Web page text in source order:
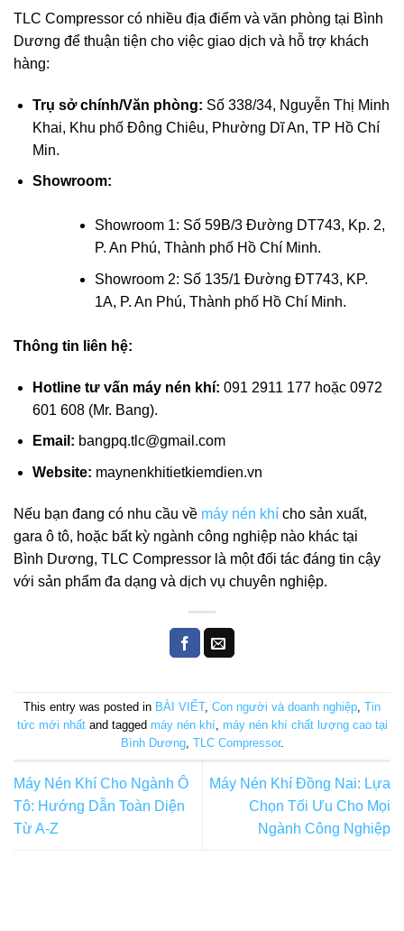
TLC Compressor có nhiều địa điểm và văn phòng tại Bình
Dương để thuận tiện cho việc giao dịch và hỗ trợ khách
hàng:
Trụ sở chính/Văn phòng: Số 338/34, Nguyễn Thị Minh
Khai, Khu phố Đông Chiêu, Phường Dĩ An, TP Hồ Chí
Min.
Showroom:
Showroom 1: Số 59B/3 Đường DT743, Kp. 2,
P. An Phú, Thành phố Hồ Chí Minh.
Showroom 2: Số 135/1 Đường ĐT743, KP.
1A, P. An Phú, Thành phố Hồ Chí Minh.
Thông tin liên hệ:
Hotline tư vấn máy nén khí: 091 2911 177 hoặc 0972
601 608 (Mr. Bang).
Email: bangpq.tlc@gmail.com
Website: maynenkhitietkiemdien.vn
Nếu bạn đang có nhu cầu về máy nén khí cho sản xuất,
gara ô tô, hoặc bất kỳ ngành công nghiệp nào khác tại
Bình Dương, TLC Compressor là một đối tác đáng tin cậy
với sản phẩm đa dạng và dịch vụ chuyên nghiệp.
This entry was posted in BÀI VIẾT, Con người và doanh nghiệp, Tin
tức mới nhấtand tagged máy nén khí, máy nén khí chất lượng cao tại
Bình Dương, TLC Compressor.
Máy Nén Khí Cho Ngành Ô
Tô: Hướng Dẫn Toàn Diện
Từ A-Z
Máy Nén Khí Đồng Nai: Lựa
Chọn Tối Ưu Cho Mọi
Ngành Công Nghiệp